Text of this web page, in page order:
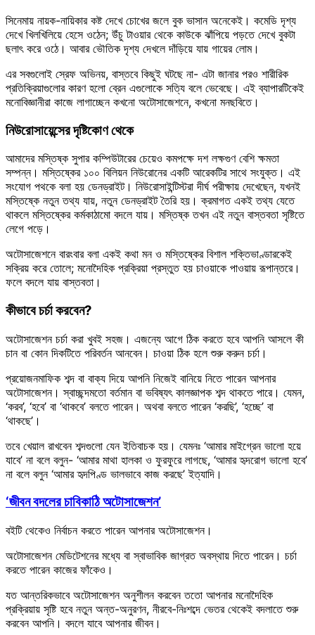
সিনেমায় নায়ক-নায়িকার কষ্ট দেখে চোখের জলে বুক ভাসান অনেকেই। কমেডি দৃশ্য
দেখে খিলখিলিয়ে হেসে ওঠেন; উঁচু টাওয়ার থেকে কাউকে ঝাঁপিয়ে পড়তে দেখে বুকটা
ছলাৎ করে ওঠে। আবার ভৌতিক দৃশ্য দেখলে দাঁড়িয়ে যায় গায়ের লোম।
এর সবগুলোই স্রেফ অভিনয়, বাস্তবে কিছুই ঘটছে না- এটা জানার পরও শারীরিক
প্রতিক্রিয়াগুলোর কারণ হলো ব্রেন এগুলোকে সত্যি বলে ভেবেছে। এই ব্যাপারটিকেই
মনোবিজ্ঞানীরা কাজে লাগাচ্ছেন কখনো অটোসাজেশনে, কখনো মনছবিতে।
নিউরোসায়েন্সের দৃষ্টিকোণ থেকে
আমাদের মস্তিষ্ক সুপার কম্পিউটারের চেয়েও কমপক্ষে দশ লক্ষগুণ বেশি ক্ষমতা
সম্পন্ন। মস্তিষ্কের ১০০ বিলিয়ন নিউরোনের একটি আরেকটির সাথে সংযুক্ত। এই
সংযোগ পথকে বলা হয় ডেনড্রাইট। নিউরোসাইন্টিস্টরা দীর্ঘ পরীক্ষায় দেখেছেন, যখনই
মস্তিষ্কে নতুন তথ্য যায়, নতুন ডেনড্রাইট তৈরি হয়। ক্রমাগত একই তথ্য যেতে
থাকলে মস্তিষ্কের কর্মকাঠামো বদলে যায়। মস্তিষ্ক তখন এই নতুন বাস্তবতা সৃষ্টিতে
লেগে পড়ে।
অটোসাজেশনে বারংবার বলা একই কথা মন ও মস্তিষ্কের বিশাল শক্তিভাণ্ডারকেই
সক্রিয় করে তোলে; মনোদৈহিক প্রক্রিয়া প্রস্তুত হয় চাওয়াকে পাওয়ায় রূপান্তরে।
ফলে বদলে যায় বাস্তবতা।
কীভাবে চর্চা করবেন?
অটোসাজেশন চর্চা করা খুবই সহজ। এজন্যে আগে ঠিক করতে হবে আপনি আসলে কী
চান বা কোন দিকটিতে পরিবর্তন আনবেন। চাওয়া ঠিক হলে শুরু করুন চর্চা।
প্রয়োজনমাফিক শব্দ বা বাক্য দিয়ে আপনি নিজেই বানিয়ে নিতে পারেন আপনার
অটোসাজেশন। স্বাচ্ছন্দমতো বর্তমান বা ভবিষ্যৎ কালজ্ঞাপক শব্দ থাকতে পারে। যেমন,
‘করব’, ‘হবে’ বা ‘থাকবে’ বলতে পারেন। অথবা বলতে পারেন ‘করছি’, ‘হচ্ছে’ বা
‘থাকছে’।
তবে খেয়াল রাখবেন শব্দগুলো যেন ইতিবাচক হয়। যেমনঃ ‘আমার মাইগ্রেন ভালো হয়ে
যাবে’ না বলে বলুন- ‘আমার মাথা হালকা ও ফুরফুরে লাগছে, ‘আমার হৃদরোগ ভালো হবে’
না বলে বলুন ‘আমার হৃদপিণ্ড ভালভাবে কাজ করছে’ ইত্যাদি।
‘জীবন বদলের চাবিকাঠি অটোসাজেশন’
বইটি থেকেও নির্বাচন করতে পারেন আপনার অটোসাজেশন।
অটোসাজেশন মেডিটেশনের মধ্যে বা স্বাভাবিক জাগ্রত অবস্থায় দিতে পারেন। চর্চা
করতে পারেন কাজের ফাঁকেও।
যত আন্তরিকভাবে অটোসাজেশন অনুশীলন করবেন ততো আপনার মনোদৈহিক
প্রক্রিয়ায় সৃষ্টি হবে নতুন অন্ত-অনুরণন, নীরবে-নিঃশব্দে ভেতর থেকেই বদলাতে শুরু
করবেন আপনি। বদলে যাবে আপনার জীবন।